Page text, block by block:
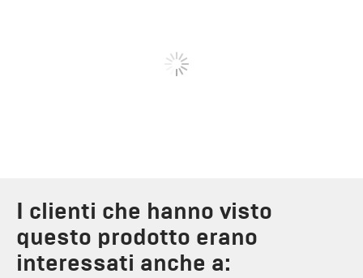
I clienti che hanno visto
questo prodotto erano
interessati anche a: